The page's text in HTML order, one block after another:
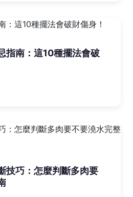
指南：這10種擺法會破
技巧：怎麼判斷多肉要